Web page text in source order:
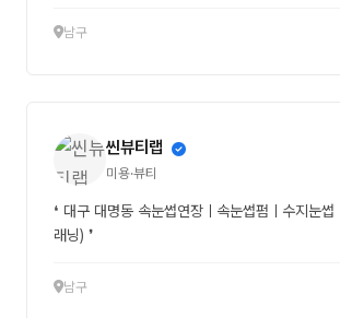
남구
씬뷰티랩
미용·뷰티
❛ 대구 대명동 속눈썹연장ㅣ속눈썹펌ㅣ수지눈
래닝) ❜
남구